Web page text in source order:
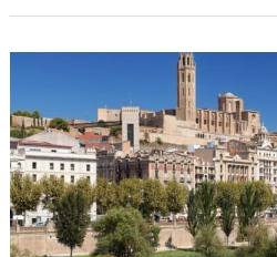
de
Lleida
à
La
Seu